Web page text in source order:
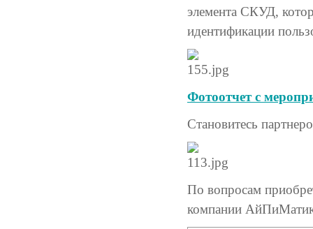
элемента СКУД,
идентификации
Фотоотчет с
Становитесь
По вопросам
компании